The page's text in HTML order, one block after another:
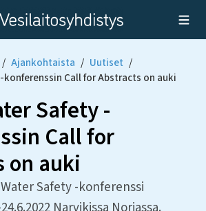
/ Ajankohtaista / Uutiset /
konferenssin Call for Abstracts on auki
Safety -
Call for
on auki
Safety -konferenssi